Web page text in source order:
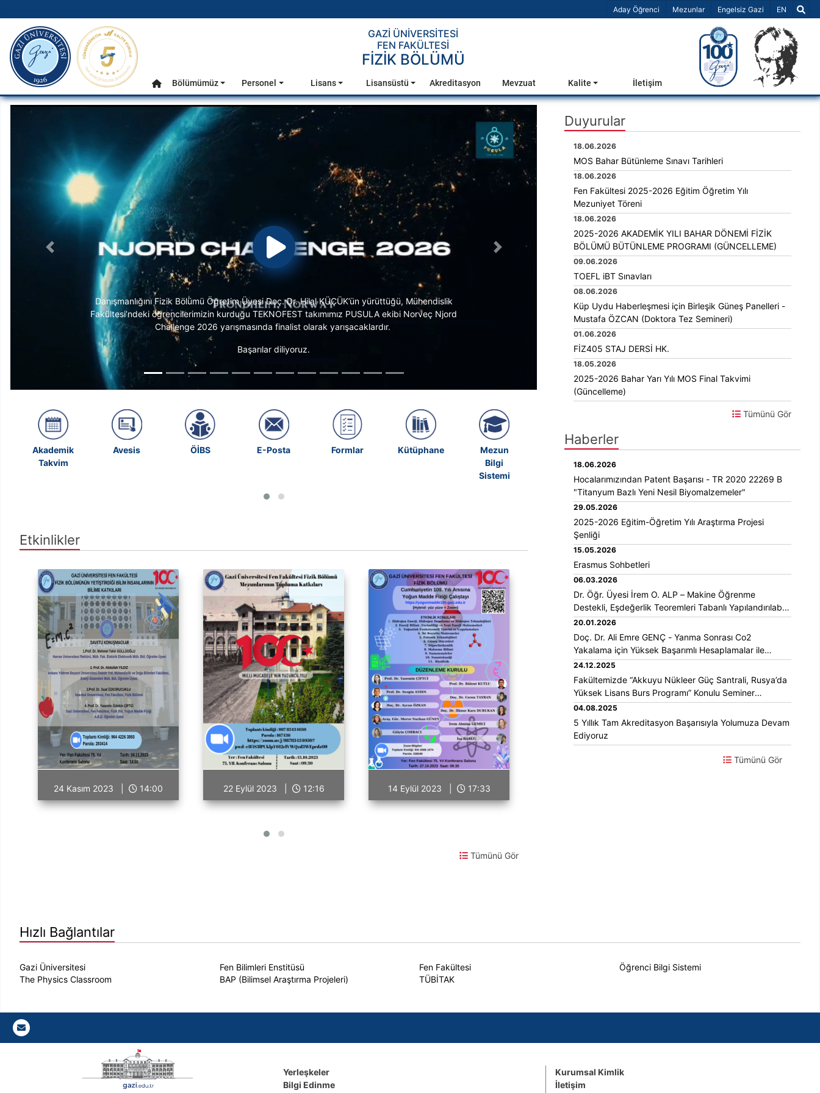
Aday Öğrenci Mezunlar Engelsiz Gazi Dil Seçiniz
EN
Ana Menü
gazi.edu.tr
GAZİ ÜNİVERSİTESİ
FEN FAKÜLTESİ
FİZİK BÖLÜMÜ
Anasayfa
Bölümümüz Personel Lisans Lisansüstü Akreditasyon Mevzuat Kalite İletişim
Önceki Sonraki
Akademik
Takvim
Avesis ÖİBS E-Posta Formlar Kütüphane
Mezun
Bilgi
Sistemi
Kalite
Etkinlikler
24 Kasım 2023 | 14:00 22 Eylül 2023 | 12:16 14 Eylül 2023 | 17:33
3 Nisan 2023 | 14:02
Tümünü Gör
Duyurular
18.06.2026
MOS Bahar Bütünleme Sınavı Tarihleri
18.06.2026
Fen Fakültesi 2025-2026 Eğitim Öğretim Yılı
Mezuniyet Töreni
18.06.2026
2025-2026 AKADEMİK YILI BAHAR DÖNEMİ FİZİK
BÖLÜMÜ BÜTÜNLEME PROGRAMI (GÜNCELLEME)
09.06.2026
TOEFL iBT Sınavları
08.06.2026
Küp Uydu Haberleşmesi için Birleşik Güneş Panelleri -
Mustafa ÖZCAN (Doktora Tez Semineri)
01.06.2026
FİZ405 STAJ DERSİ HK.
18.05.2026
2025-2026 Bahar Yarı Yılı MOS Final Takvimi
(Güncelleme)
Tümünü Gör
Haberler
18.06.2026
Hocalarımızından Patent Başarısı - TR 2020 22269 B
"Titanyum Bazlı Yeni Nesil Biyomalzemeler"
29.05.2026
2025-2026 Eğitim-Öğretim Yılı Araştırma Projesi
Şenliği
15.05.2026
Erasmus Sohbetleri
06.03.2026
Dr. Öğr. Üyesi İrem O. ALP – Makine Öğrenme
Destekli, Eşdeğerlik Teoremleri Tabanlı Yapılandırılabilir
Fotonik Cihaz Prototipi (TÜBİTAK-3501 Projesi)
20.01.2026
Doç. Dr. Ali Emre GENÇ - Yanma Sonrası Co2
Yakalama için Yüksek Başarımlı Hesaplamalar ile
Uygun MOK Yapı Tahmini (TÜBİTAK-1001 Projesi)
24.12.2025
Fakültemizde “Akkuyu Nükleer Güç Santrali, Rusya’da
Yüksek Lisans Burs Programı” Konulu Seminer
Düzenlendi
04.08.2025
5 Yıllık Tam Akreditasyon Başarısıyla Yolumuza Devam
Ediyoruz
Tümünü Gör
Hızlı Bağlantılar
Gazi Üniversitesi Fen Bilimleri Enstitüsü Fen Fakültesi
Öğrenci Bilgi Sistemi
The Physics Classroom
BAP (Bilimsel Araştırma Projeleri) TÜBİTAK
Gazi E-Mail
Yerleşkeler
Bilgi Edinme
Kurumsal Kimlik
İletişim